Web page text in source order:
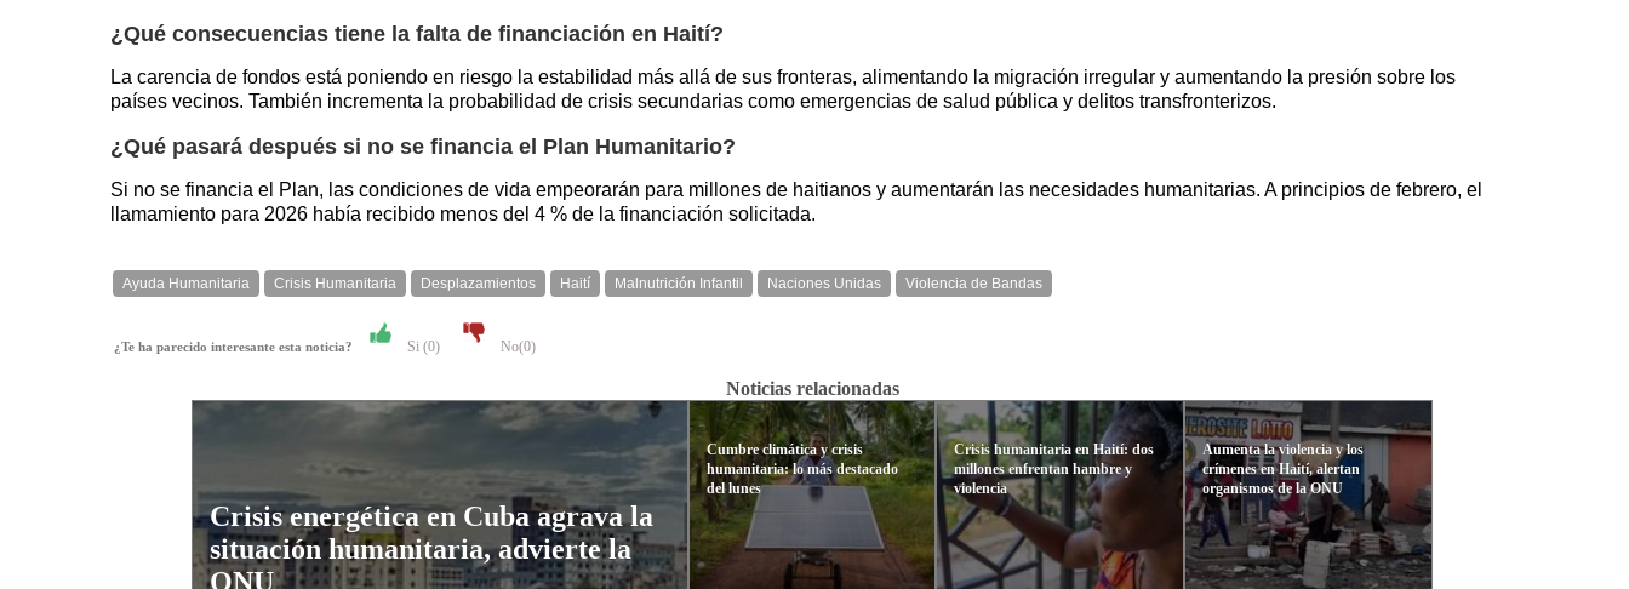
¿Qué consecuencias tiene la falta de financiación en Haití?
La carencia de fondos está poniendo en riesgo la estabilidad más allá de sus fronteras, alimentando la migración irregular y aumentando la presión sobre los
países vecinos. También incrementa la probabilidad de crisis secundarias como emergencias de salud pública y delitos transfronterizos.
¿Qué pasará después si no se financia el Plan Humanitario?
Si no se financia el Plan, las condiciones de vida empeorarán para millones de haitianos y aumentarán las necesidades humanitarias. A principios de febrero, el
llamamiento para 2026 había recibido menos del 4 % de la financiación solicitada.
Ayuda Humanitaria Crisis Humanitaria Desplazamientos Haití Malnutrición Infantil Naciones Unidas Violencia de Bandas
¿Te ha parecido interesante esta noticia? Si (0) No(0)
Noticias relacionadas
Crisis energética en Cuba agrava la
situación humanitaria, advierte la
ONU
Cumbre climática y crisis
humanitaria: lo más destacado
del lunes
Crisis humanitaria en Haití: dos
millones enfrentan hambre y
violencia
Aumenta la violencia y los
crímenes en Haití, alertan
organismos de la ONU